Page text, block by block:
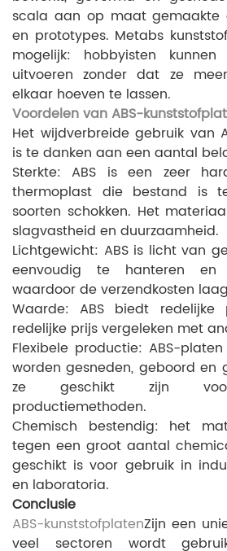
scala aan op maat gemaakte
en prototypes. Metabs
mogelijk: hobbyisten
uitvoeren zonder dat ze
elkaar hoeven te lassen.
Voordelen van ABS-
Het wijdverbreide gebruik van
is te danken aan een aantal
Sterkte: ABS is een zeer
thermoplast die bestand is
soorten schokken. Het
slagvastheid en duurzaamheid.
Lichtgewicht: ABS is licht van
eenvoudig te hanteren en
waardoor de verzendkosten
Waarde: ABS biedt redelijke
redelijke prijs vergeleken met
Flexibele productie: ABS-
worden gesneden, geboord en
ze geschikt zijn voor
productiemethoden.
Chemisch bestendig: het
tegen een groot aantal
geschikt is voor gebruik in
en laboratoria.
Conclusie
ABS-kunststofplatenZijn een
veel sectoren wordt